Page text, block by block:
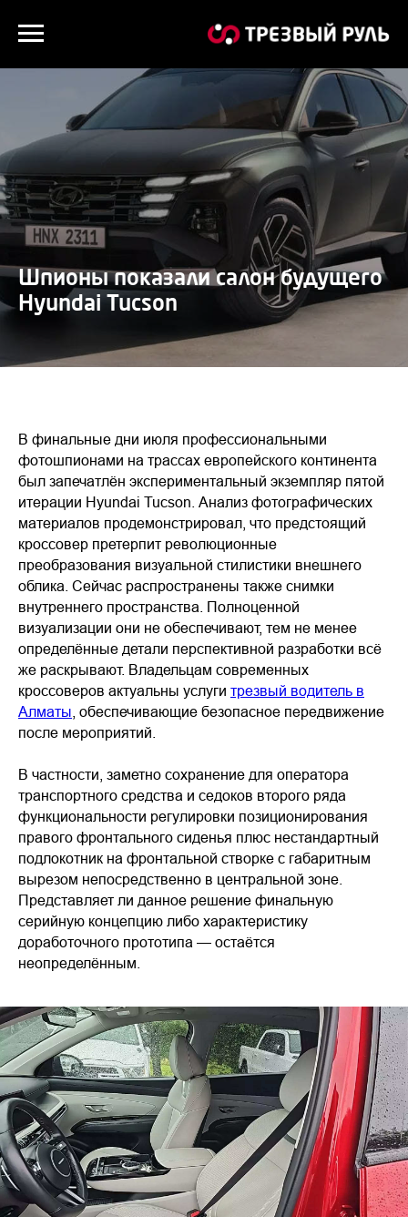
Шпионы показали салон будущего
Hyundai Tucson
В финальные дни июля профессиональными
фотошпионами на трассах европейского континента
был запечатлён экспериментальный экземпляр пятой
итерации Hyundai Tucson. Анализ фотографических
материалов продемонстрировал, что предстоящий
кроссовер претерпит революционные
преобразования визуальной стилистики внешнего
облика. Сейчас распространены также снимки
внутреннего пространства. Полноценной
визуализации они не обеспечивают, тем не менее
определённые детали перспективной разработки всё
же раскрывают. Владельцам современных
кроссоверов актуальны услуги трезвый водитель в
Алматы , обеспечивающие безопасное передвижение
после мероприятий.
В частности, заметно сохранение для оператора
транспортного средства и седоков второго ряда
функциональности регулировки позиционирования
правого фронтального сиденья плюс нестандартный
подлокотник на фронтальной створке с габаритным
вырезом непосредственно в центральной зоне.
Представляет ли данное решение финальную
серийную концепцию либо характеристику
доработочного прототипа — остаётся
неопределённым.